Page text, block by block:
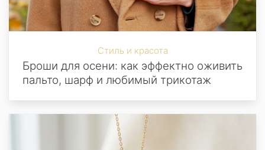
Стиль и красота
Броши для осени: как эффектно оживить
пальто, шарф и любимый трикотаж